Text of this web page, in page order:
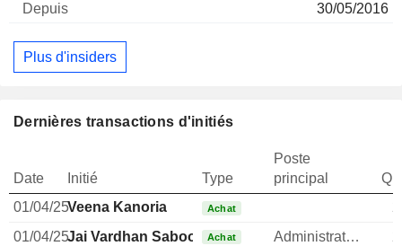
30/05/2016
Plus d'insiders
Dernières transactions d'initiés
Date Initié Type
Poste
principal
01/04/25Veena Kanoria Achat
01/04/25Jai Vardhan Saboo Achat Administrateur